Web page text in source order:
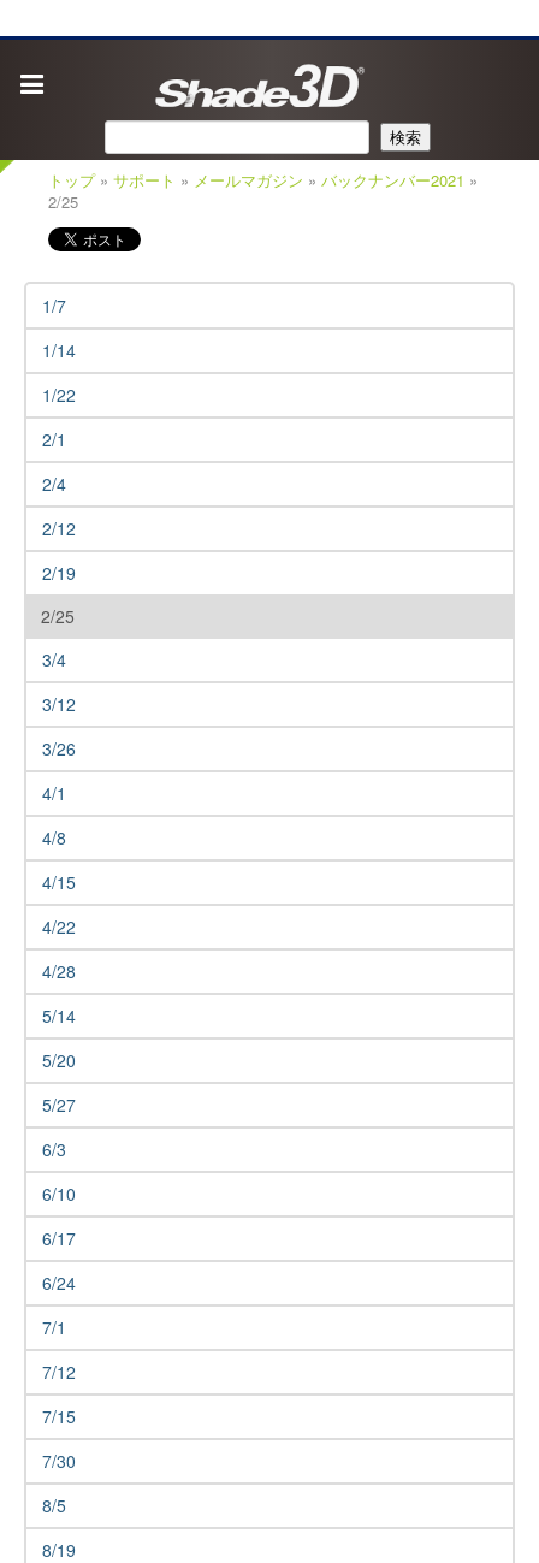
検索
トップ» サポート » メールマガジン » バックナンバー2021 »
2/25
1/7
1/14
1/22
2/1
2/4
2/12
2/19
2/25
3/4
3/12
3/26
4/1
4/8
4/15
4/22
4/28
5/14
5/20
5/27
6/3
6/10
6/17
6/24
7/1
7/12
7/15
7/30
8/5
8/19